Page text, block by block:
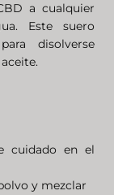
a cualquier
Este suero
disolverse
cuidado en el
y mezclar